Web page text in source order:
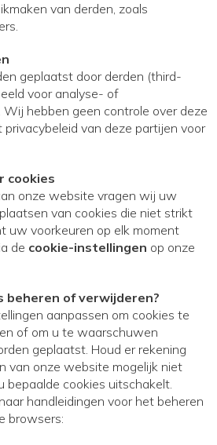
van derden, zoals
geplaatst door derden (third-
voor analyse- of
hebben geen controle over deze
privacybeleid van deze partijen voor
cookies
onze website vragen wij uw
van cookies die niet strikt
uw voorkeuren op elk moment
de cookie-instellingen op onze
beheren of verwijderen?
aanpassen om cookies te
of om u te waarschuwen
geplaatst. Houd er rekening
van onze website mogelijk niet
bepaalde cookies uitschakelt.
handleidingen voor het beheren
browsers: